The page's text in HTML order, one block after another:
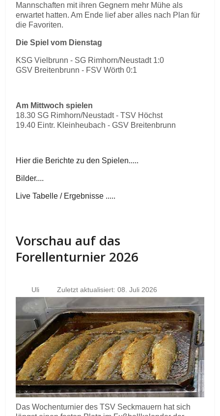
Mannschaften mit ihren Gegnern mehr Mühe als
erwartet hatten. Am Ende lief aber alles nach Plan für
die Favoriten.
Die Spiel vom Dienstag
KSG Vielbrunn - SG Rimhorn/Neustadt 1:0
GSV Breitenbrunn - FSV Wörth 0:1
Am Mittwoch spielen
18.30 SG Rimhorn/Neustadt - TSV Höchst
19.40 Eintr. Kleinheubach - GSV Breitenbrunn
Hier die Berichte zu den Spielen.....
Bilder....
Live Tabelle / Ergebnisse .....
Vorschau auf das
Forellenturnier 2026
Uli Zuletzt aktualisiert: 08. Juli 2026
Das Wochenturnier des TSV Seckmauern hat sich